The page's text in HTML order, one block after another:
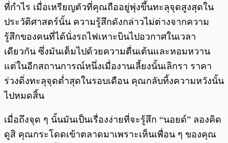
ที่กำไร เมื่อเหรียญตัวที่คุณถืออยู่พุ่งขึ้นทะลุจุดสูงสุดใน
ประวัติศาสตร์นั้น ความรู้สึกดังกล่าวไม่ต่างจากความ
รู้สึกของคนที่ได้นั่งรถไฟเหาะบินไปอวกาศในเวลา
เดียวกัน ซึ่งมันเต็มไปด้วยความตื่นเต้นและหอมหวาน
แต่ในอีกสถานการณ์หนึ่งเมื่องานเลี้ยงนั้นเลิกรา ราคา
ร่วงดิ่งทะลุจุดต่ำสุดในรอบเดือน คุณกลับทิ้งความหวังนั้น
ไปหมดสิ้น
เมื่อถึงจุด ๆ นั้นมันเป็นเรื่องง่ายที่จะรู้สึก “นอยด์” ลองคิด
ดูสิ คุณกระโดดเข้าตลาดมาเพราะเห็นเพื่อน ๆ ของคุณ